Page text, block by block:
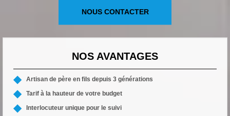
NOUS CONTACTER
NOS AVANTAGES
Artisan de père en fils depuis 3 générations
Tarif à la hauteur de votre budget
Interlocuteur unique pour le suivi